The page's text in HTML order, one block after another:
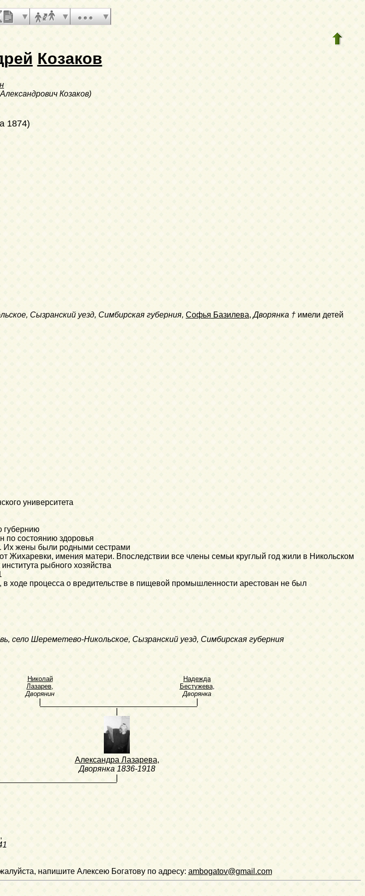
Козаков
Козаков)
1874)
Сызранский уезд, Симбирская губерния, Софья Базилева,Дворянка † имели детей
университета
губернию
по состоянию здоровья
Их жены были родными сестрами
Жихаревки, имения матери. Впоследствии все члены семьи круглый год жили в Никольском
рыбного хозяйства
ходе процесса о вредительстве в пищевой промышленности арестован не был
село Шереметево-Никольское, Сызранский уезд, Симбирская губерния
Николай
Лазарев,
Дворянин
Надежда
Бестужева,
Дворянка
Александра Лазарева,
Дворянка 1836-1918
,
напишите Алексею Богатову по адресу: ambogatov@gmail.com